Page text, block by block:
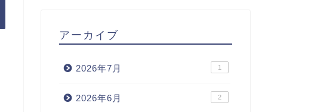
アーカイブ
2026年7月 1
2026年6月 2